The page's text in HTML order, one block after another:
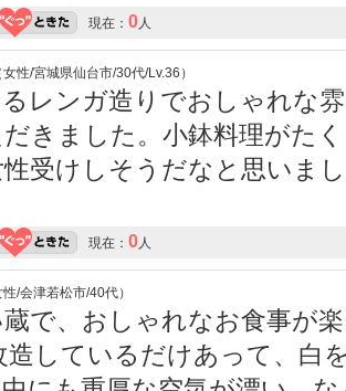
現在： 0人
性/宮城県仙台市/30代/Lv.36）
レンガ造りでおしゃれな
きました。小鉢料理がた
受けしそうだなと思いま
現在： 0人
/会津若松市/40代）
で、おしゃれなお食事が
造しているだけあって、白